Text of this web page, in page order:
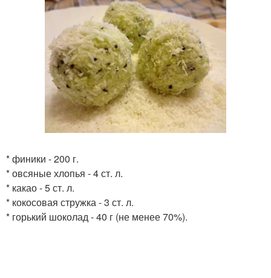
* финики - 200 г.
* овсяные хлопья - 4 ст. л.
* какао - 5 ст. л.
* кокосовая стружка - 3 ст. л.
* горький шоколад - 40 г (не менее 70%).